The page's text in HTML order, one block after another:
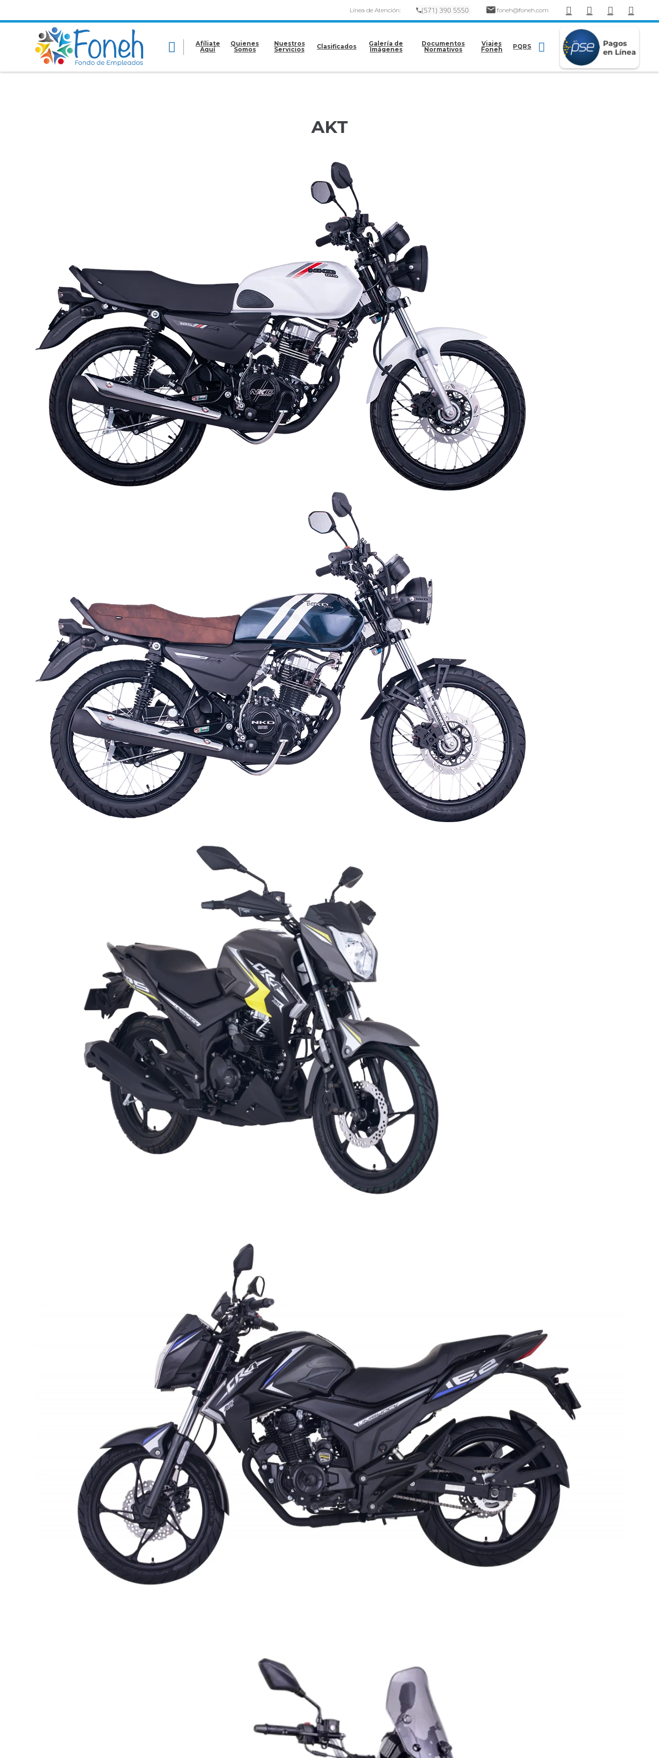
Línea de Atención: (571) 390 5550 foneh@foneh.com
Afíliate
Aquí
Quienes
Somos
Nuestros
Servicios
Clasificados
Galería de
Imágenes
Documentos
Normativos
Viajes
Foneh
PQRS
AKT